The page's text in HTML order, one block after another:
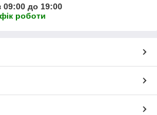
09:00 до 19:00
роботи